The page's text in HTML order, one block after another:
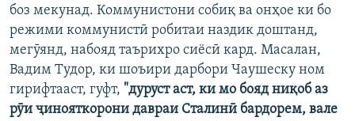
боз мекунад. Коммунистони собиқ ва онҳое ки бо
режими коммунистӣ робитаи наздик доштанд,
мегӯянд, набояд таърихро сиёсӣ кард. Масалан,
Вадим Тудор, ки шоъири дарбори Чаушеску ном
гирифтааст, гуфт, "дуруст аст, ки мо бояд ниқоб аз
рӯи ҷинояткорони давраи Сталинӣ бардорем, вале